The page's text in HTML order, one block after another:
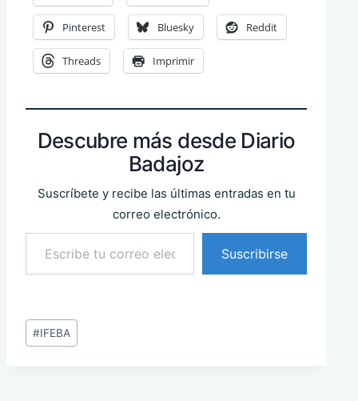
Pinterest Bluesky Reddit
Threads Imprimir
Descubre más desde Diario
Badajoz
Suscríbete y recibe las últimas entradas en tu
correo electrónico.
Escribe tu correo electrónico…
Suscribirse
Etiquetas
de
#IFEBA